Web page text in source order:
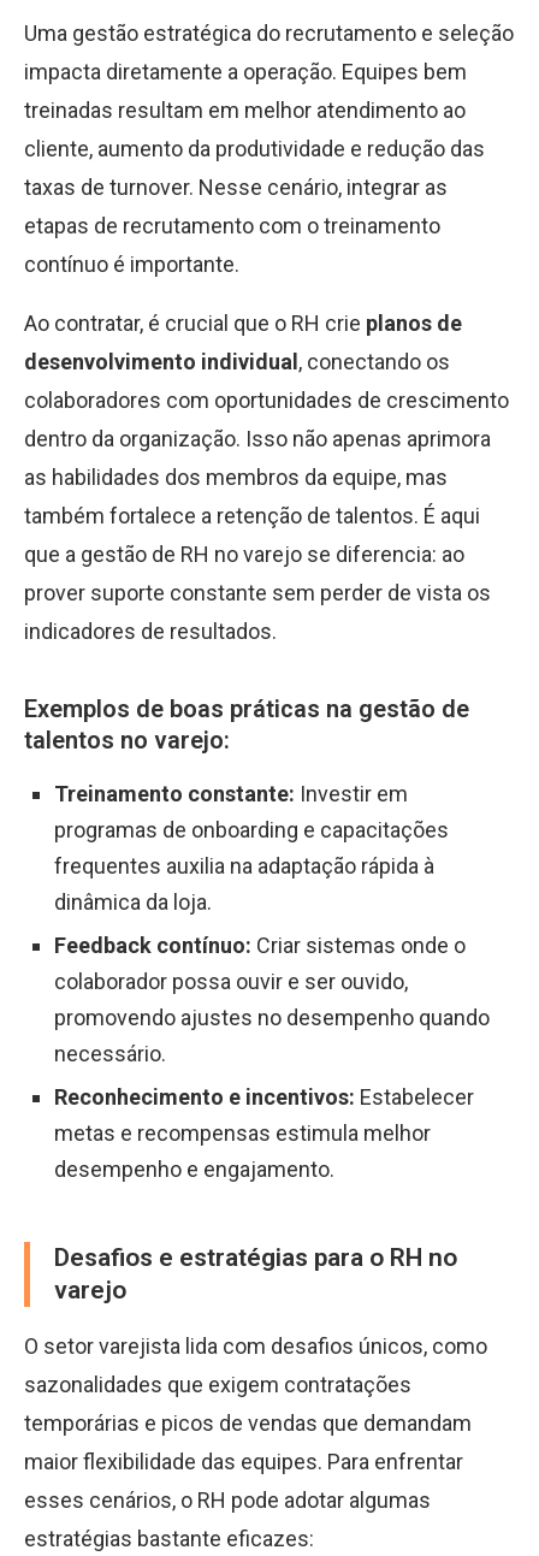
Uma gestão estratégica do recrutamento e seleção
impacta diretamente a operação. Equipes bem
treinadas resultam em melhor atendimento ao
cliente, aumento da produtividade e redução das
taxas de turnover. Nesse cenário, integrar as
etapas de recrutamento com o treinamento
contínuo é importante.
Ao contratar, é crucial que o RH crie planos de
desenvolvimento individual , conectando os
colaboradores com oportunidades de crescimento
dentro da organização. Isso não apenas aprimora
as habilidades dos membros da equipe, mas
também fortalece a retenção de talentos. É aqui
que a gestão de RH no varejo se diferencia: ao
prover suporte constante sem perder de vista os
indicadores de resultados.
Exemplos de boas práticas na gestão de
talentos no varejo:
Treinamento constante: Investir em
programas de onboarding e capacitações
frequentes auxilia na adaptação rápida à
dinâmica da loja.
Feedback contínuo: Criar sistemas onde o
colaborador possa ouvir e ser ouvido,
promovendo ajustes no desempenho quando
necessário.
Reconhecimento e incentivos: Estabelecer
metas e recompensas estimula melhor
desempenho e engajamento.
Desafios e estratégias para o RH no
varejo
O setor varejista lida com desafios únicos, como
sazonalidades que exigem contratações
temporárias e picos de vendas que demandam
maior flexibilidade das equipes. Para enfrentar
esses cenários, o RH pode adotar algumas
estratégias bastante eficazes: